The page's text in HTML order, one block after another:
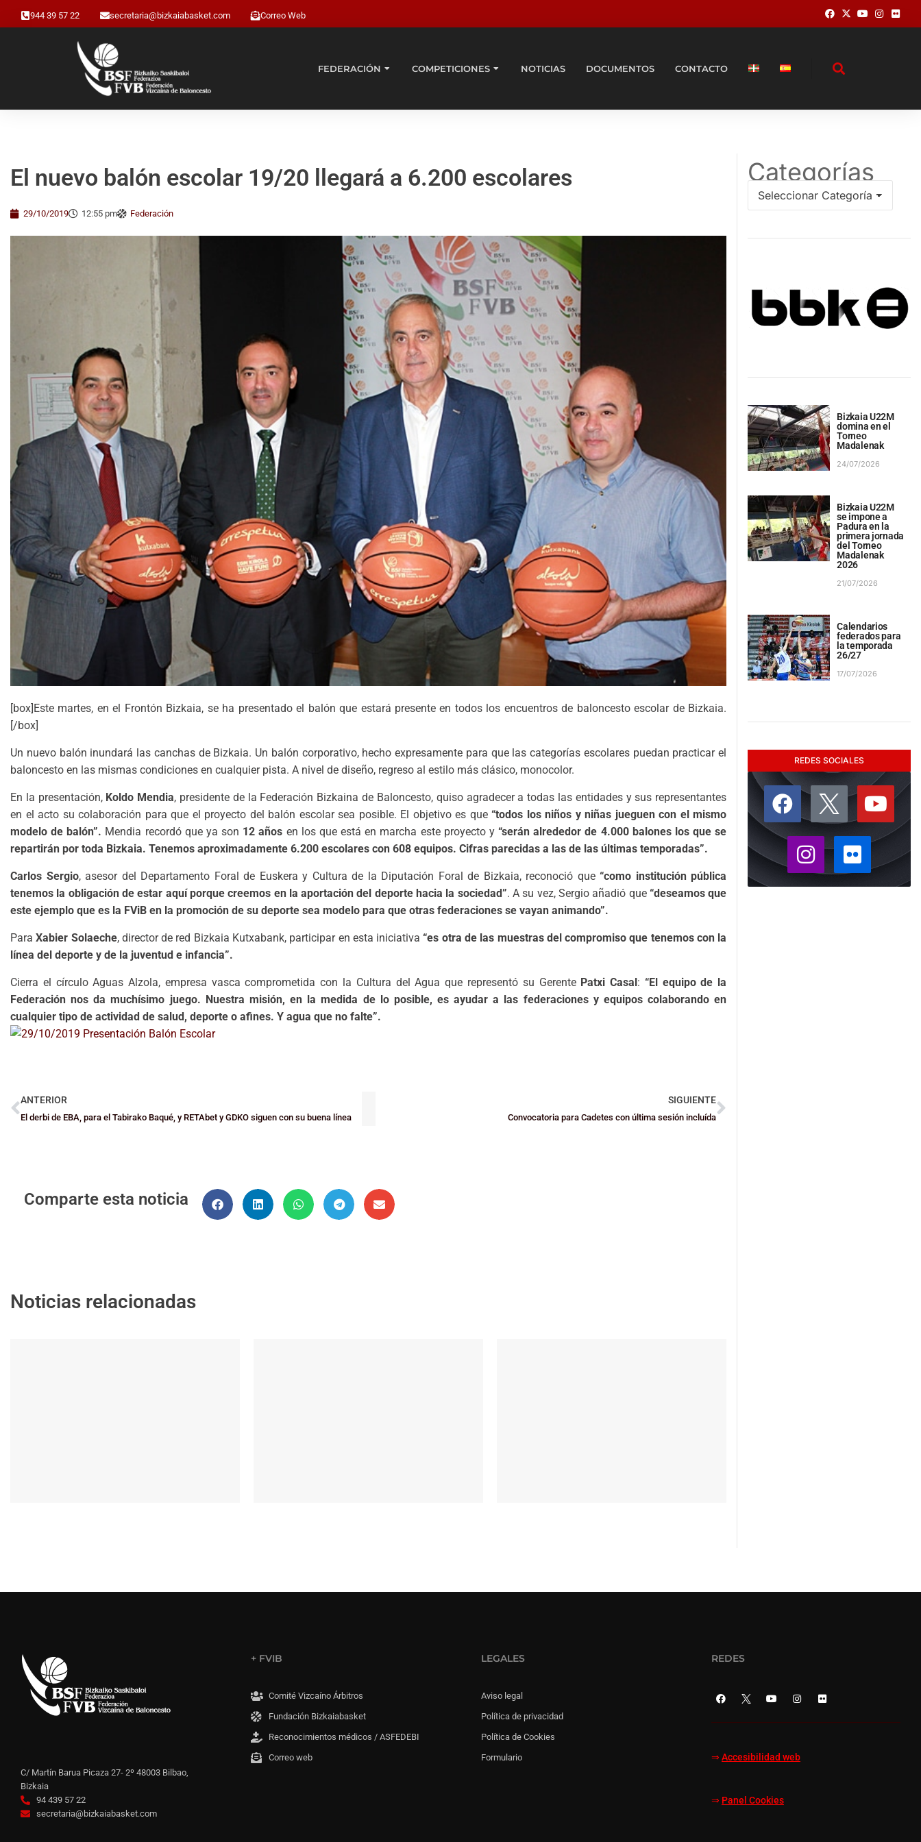
944 39 57 22 secretaria@bizkaiabasket.com Correo Web
FEDERACIÓN COMPETICIONES NOTICIAS DOCUMENTOS CONTACTO
El nuevo balón escolar 19/20 llegará a 6.200 escolares
29/10/2019 12:55 pm Federación
[box]Este martes, en el Frontón Bizkaia, se ha presentado el balón que estará presente en todos los encuentros de baloncesto escolar de Bizkaia.
[/box]
Un nuevo balón inundará las canchas de Bizkaia. Un balón corporativo, hecho expresamente para que las categorías escolares puedan practicar el
baloncesto en las mismas condiciones en cualquier pista. A nivel de diseño, regreso al estilo más clásico, monocolor.
En la presentación, Koldo Mendia, presidente de la Federación Bizkaina de Baloncesto, quiso agradecer a todas las entidades y sus representantes
en el acto su colaboración para que el proyecto del balón escolar sea posible. El objetivo es que“todos los niños y niñas jueguen con el mismo
modelo de balón”. Mendia recordó que ya son 12 años en los que está en marcha este proyecto y“serán alrededor de 4.000 balones los que se
repartirán por toda Bizkaia. Tenemos aproximadamente 6.200 escolares con 608 equipos. Cifras parecidas a las de las últimas temporadas”.
Carlos Sergio, asesor del Departamento Foral de Euskera y Cultura de la Diputación Foral de Bizkaia, reconoció que“como institución pública
tenemos la obligación de estar aquí porque creemos en la aportación del deporte hacia la sociedad”. A su vez, Sergio añadió que “deseamos que
este ejemplo que es la FViB en la promoción de su deporte sea modelo para que otras federaciones se vayan animando”.
ParaXabier Solaeche, director de red Bizkaia Kutxabank, participar en esta iniciativa“es otra de las muestras del compromiso que tenemos con la
línea del deporte y de la juventud e infancia”.
Cierra el círculo Aguas Alzola, empresa vasca comprometida con la Cultura del Agua que representó su Gerente Patxi Casal: “El equipo de la
Federación nos da muchísimo juego. Nuestra misión, en la medida de lo posible, es ayudar a las federaciones y equipos colaborando en
cualquier tipo de actividad de salud, deporte o afines. Y agua que no falte”.
ANTERIOR
El derbi de EBA, para el Tabirako Baqué, y RETAbet y GDKO siguen con su buena línea
SIGUIENTE
Convocatoria para Cadetes con última sesión incluída
Comparte esta noticia
Noticias relacionadas
Categorías
Bizkaia U22M
domina en el
Torneo
Madalenak
24/07/2026
Bizkaia U22M
se impone a
Padura en la
primera jornada
del Torneo
Madalenak
2026
21/07/2026
Calendarios
federados para
la temporada
26/27
17/07/2026
REDES SOCIALES
C/ Martín Barua Picaza 27- 2º 48003 Bilbao,
Bizkaia
94 439 57 22
secretaria@bizkaiabasket.com
+ FVIB
Comité Vizcaíno Árbitros
Fundación Bizkaiabasket
Reconocimientos médicos / ASFEDEBI
Correo web
LEGALES
Aviso legal
Política de privacidad
Política de Cookies
Formulario
REDES
⇒ Accesibilidad web
⇒ Panel Cookies